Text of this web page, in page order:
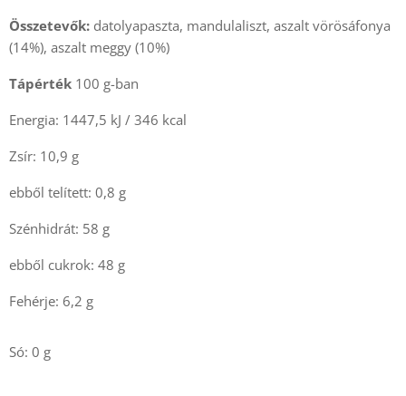
Összetevők: datolyapaszta, mandulaliszt, aszalt vörösáfonya
(14%), aszalt meggy (10%)
Tápérték 100 g-ban
Energia: 1447,5 kJ / 346 kcal
Zsír: 10,9 g
ebből telített: 0,8 g
Szénhidrát: 58 g
ebből cukrok: 48 g
Fehérje: 6,2 g
Só: 0 g